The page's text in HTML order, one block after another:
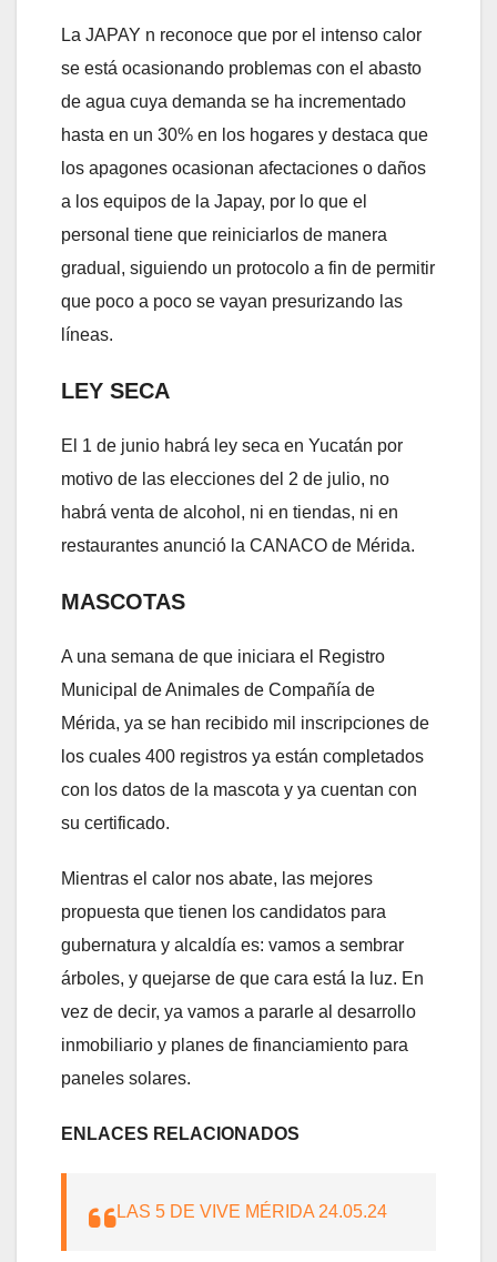
La JAPAY n reconoce que por el intenso calor
se está ocasionando problemas con el abasto
de agua cuya demanda se ha incrementado
hasta en un 30% en los hogares y destaca que
los apagones ocasionan afectaciones o daños
a los equipos de la Japay, por lo que el
personal tiene que reiniciarlos de manera
gradual, siguiendo un protocolo a fin de permitir
que poco a poco se vayan presurizando las
líneas.
LEY SECA
El 1 de junio habrá ley seca en Yucatán por
motivo de las elecciones del 2 de julio, no
habrá venta de alcohol, ni en tiendas, ni en
restaurantes anunció la CANACO de Mérida.
MASCOTAS
A una semana de que iniciara el Registro
Municipal de Animales de Compañía de
Mérida, ya se han recibido mil inscripciones de
los cuales 400 registros ya están completados
con los datos de la mascota y ya cuentan con
su certificado.
Mientras el calor nos abate, las mejores
propuesta que tienen los candidatos para
gubernatura y alcaldía es: vamos a sembrar
árboles, y quejarse de que cara está la luz. En
vez de decir, ya vamos a pararle al desarrollo
inmobiliario y planes de financiamiento para
paneles solares.
ENLACES RELACIONADOS
LAS 5 DE VIVE MÉRIDA 24.05.24